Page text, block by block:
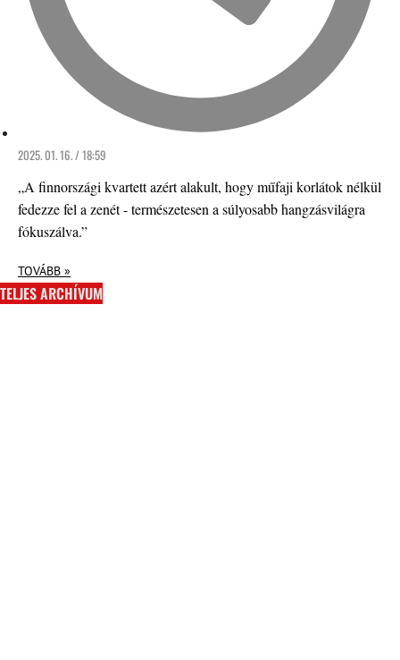
2025. 01. 16. / 18:59
„A finnországi kvartett azért alakult, hogy műfaji korlátok nélkül
fedezze fel a zenét - természetesen a súlyosabb hangzásvilágra
fókuszálva.”
TOVÁBB »
TELJES ARCHÍVUM